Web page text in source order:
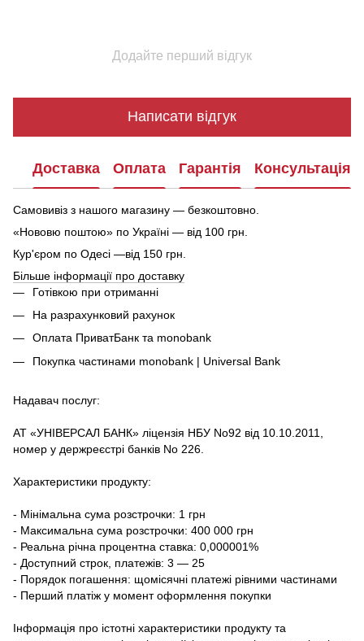
Додайте перший відгук
Написати відгук
Доставка Оплата Гарантія Консультація
Самовивіз з нашого магазину — безкоштовно.
«Нововю поштою» по Україні — від 100 грн.
Кур'єром по Одесі —від 150 грн.
Більше інформації про доставку
Готівкою при отриманні
На разрахунковий рахунок
Оплата ПриватБанк та monobank
Покупка частинами monobank | Universal Bank
Надавач послуг:
АТ «УНІВЕРСАЛ БАНК» ліцензія НБУ No92 від 10.10.2011,
номер у держреєстрі банків No 226.
Характеристики продукту:
- Мінімальна сума розстрочки: 1 грн
- Максимальна сума розстрочки: 400 000 грн
- Реальна річна процентна ставка: 0,000001%
- Доступний строк, платежів: 3 — 25
- Порядок погашення: щомісячні платежі рівними частинами
- Перший платіж у момент оформлення покупки
Інформація про істотні характеристики продукту та